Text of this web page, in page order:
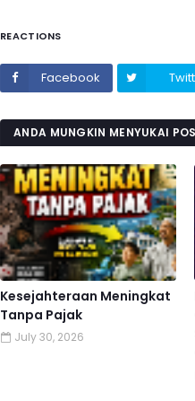
REACTIONS
Facebook
ANDA MUNGKIN MENYUKAI
Kesejahteraan Meningkat
Tanpa Pajak
July 30, 2026